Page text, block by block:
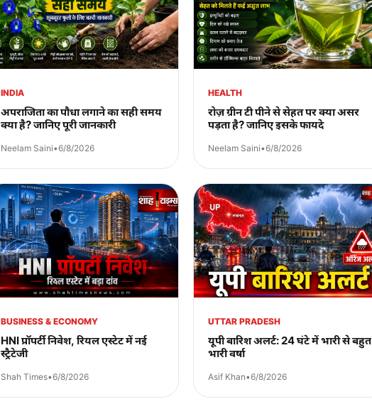
INDIA
अपराजिता का पौधा लगाने का सही समय
क्या है? जानिए पूरी जानकारी
Neelam Saini•6/8/2026
HEALTH
रोज़ ग्रीन टी पीने से सेहत पर क्या असर
पड़ता है? जानिए इसके फायदे
Neelam Saini•6/8/2026
BUSINESS & ECONOMY
HNI प्रॉपर्टी निवेश, रियल एस्टेट में नई
स्ट्रैटेजी
Shah Times•6/8/2026
UTTAR PRADESH
यूपी बारिश अलर्ट: 24 घंटे में भारी से बहुत
भारी वर्षा
Asif Khan•6/8/2026